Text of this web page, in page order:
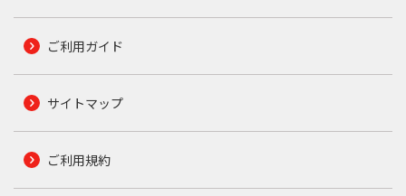
ご利用ガイド
サイトマップ
ご利用規約